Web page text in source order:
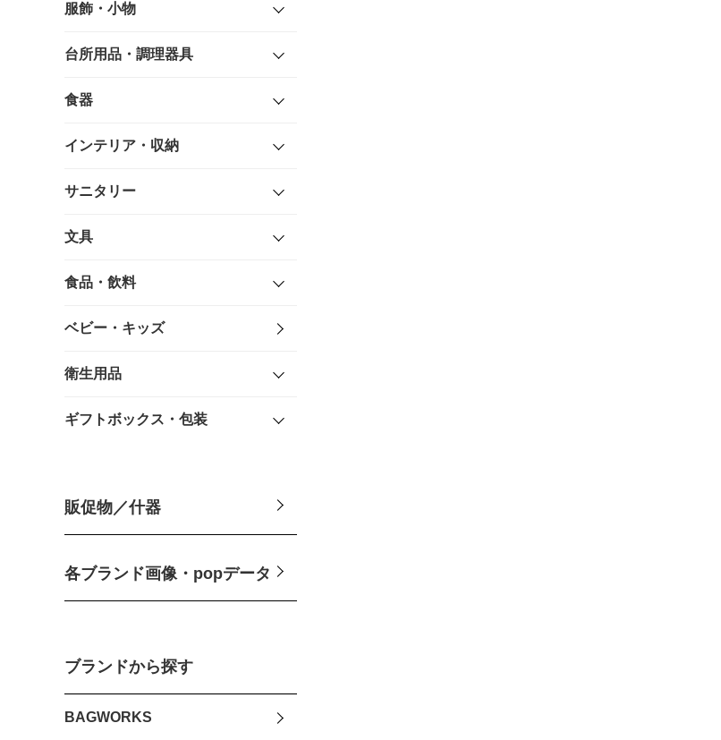
服飾・小物
台所用品・調理器具
食器
インテリア・収納
サニタリー
文具
食品・飲料
ベビー・キッズ
衛生用品
ギフトボックス・包装
販促物／什器
各ブランド画像・popデータ
ブランドから探す
BAGWORKS